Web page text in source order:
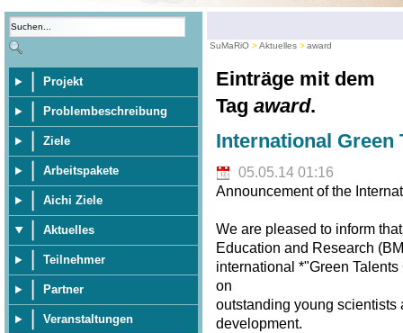
Projekt
Problembeschreibung
Ziele
Arbeitspakete
Aichi Ziele
Aktuelles
Teilnehmer
Partner
Veranstaltungen
SuMaRiO Aktuelles award
Einträge mit dem
Tag award.
International Green
05.05.14 01:16
Announcement of the
We are pleased to inform
Education and Research
international *"Green
on
outstanding young scientists
development.